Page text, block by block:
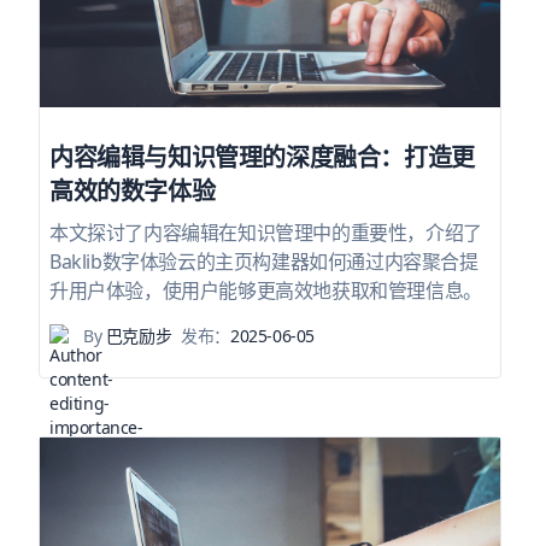
内容编辑与知识管理的深度融合：打造更
高效的数字体验
本文探讨了内容编辑在知识管理中的重要性，介绍了
Baklib数字体验云的主页构建器如何通过内容聚合提
升用户体验，使用户能够更高效地获取和管理信息。
By巴克励步 发布： 2025-06-05